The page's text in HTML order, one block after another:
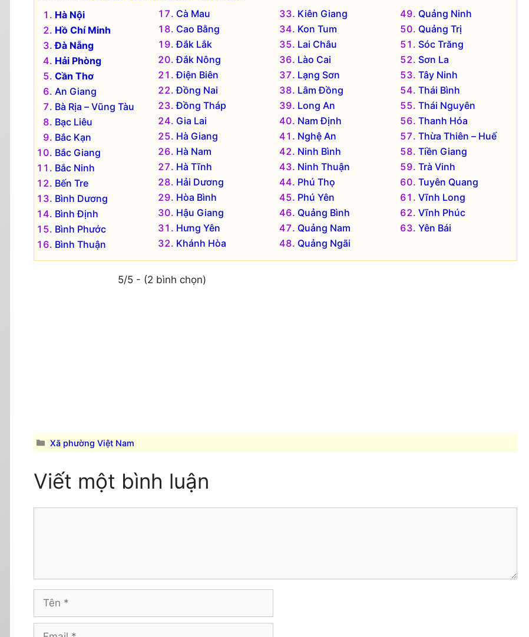
Hà Nội
Hồ Chí Minh
Đà Nẵng
Hải Phòng
Cần Thơ
An Giang
Bà Rịa – Vũng Tàu
Bạc Liêu
Bắc Kạn
Bắc Giang
Bắc Ninh
Bến Tre
Bình Dương
Bình Định
Bình Phước
Bình Thuận
Cà Mau
Cao Bằng
Đắk Lắk
Đắk Nông
Điện Biên
Đồng Nai
Đồng Tháp
Gia Lai
Hà Giang
Hà Nam
Hà Tĩnh
Hải Dương
Hòa Bình
Hậu Giang
Hưng Yên
Khánh Hòa
Kiên Giang
Kon Tum
Lai Châu
Lào Cai
Lạng Sơn
Lâm Đồng
Long An
Nam Định
Nghệ An
Ninh Bình
Ninh Thuận
Phú Thọ
Phú Yên
Quảng Bình
Quảng Nam
Quảng Ngãi
Quảng Ninh
Quảng Trị
Sóc Trăng
Sơn La
Tây Ninh
Thái Bình
Thái Nguyên
Thanh Hóa
Thừa Thiên – Huế
Tiền Giang
Trà Vinh
Tuyên Quang
Vĩnh Long
Vĩnh Phúc
Yên Bái
5/5 - (2 bình chọn)
Danh
mục
Xã phường Việt Nam
Viết một bình luận
Tên
Email